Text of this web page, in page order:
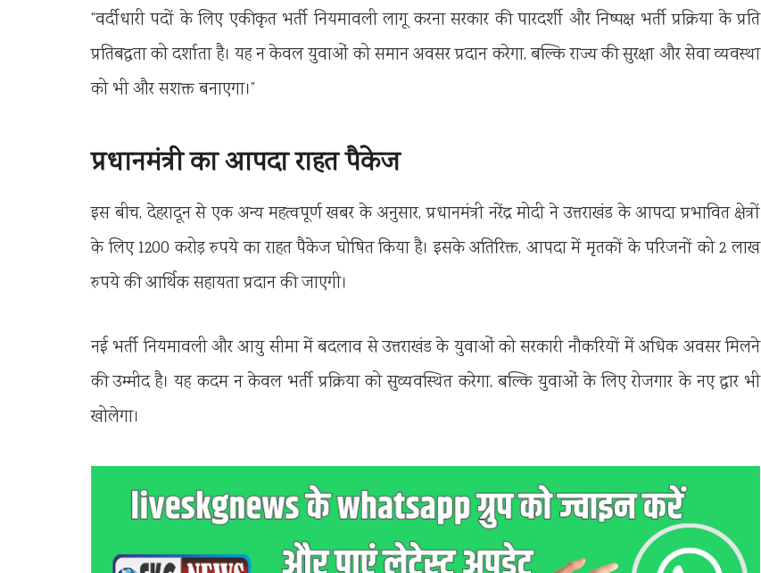
“वर्दीधारी पदों के लिए एकीकृत भर्ती नियमावली लागू करना सरकार की पारदर्शी और निष्पक्ष भर्ती प्रक्रिया के प्रति
प्रतिबद्धता को दर्शाता है। यह न केवल युवाओं को समान अवसर प्रदान करेगा, बल्कि राज्य की सुरक्षा और सेवा व्यवस्था
को भी और सशक्त बनाएगा।”
प्रधानमंत्री का आपदा राहत पैकेज
इस बीच, देहरादून से एक अन्य महत्वपूर्ण खबर के अनुसार, प्रधानमंत्री नरेंद्र मोदी ने उत्तराखंड के आपदा प्रभावित क्षेत्रों
के लिए 1200 करोड़ रुपये का राहत पैकेज घोषित किया है। इसके अतिरिक्त, आपदा में मृतकों के परिजनों को 2 लाख
रुपये की आर्थिक सहायता प्रदान की जाएगी।
नई भर्ती नियमावली और आयु सीमा में बदलाव से उत्तराखंड के युवाओं को सरकारी नौकरियों में अधिक अवसर मिलने
की उम्मीद है। यह कदम न केवल भर्ती प्रक्रिया को सुव्यवस्थित करेगा, बल्कि युवाओं के लिए रोजगार के नए द्वार भी
खोलेगा।